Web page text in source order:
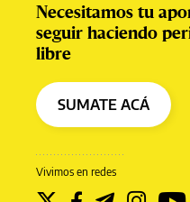
Vivimos en redes
Necesitamos tu
seguir haciendo
libre
SUMATE ACÁ